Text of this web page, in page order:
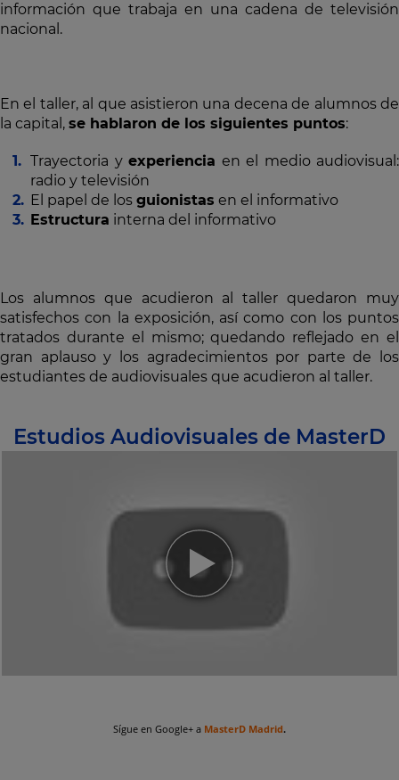
información que trabaja en una cadena de televisión
nacional.
En el taller, al que asistieron una decena de alumnos de
la capital, se hablaron de los siguientes puntos:
Trayectoria y experiencia en el medio audiovisual:
radio y televisión
El papel de los guionistas en el informativo
Estructura interna del informativo
Los alumnos que acudieron al taller quedaron muy
satisfechos con la exposición, así como con los puntos
tratados durante el mismo; quedando reflejado en el
gran aplauso y los agradecimientos por parte de los
estudiantes de audiovisuales que acudieron al taller.
Estudios Audiovisuales de MasterD
Sígue en Google+ a MasterD Madrid.